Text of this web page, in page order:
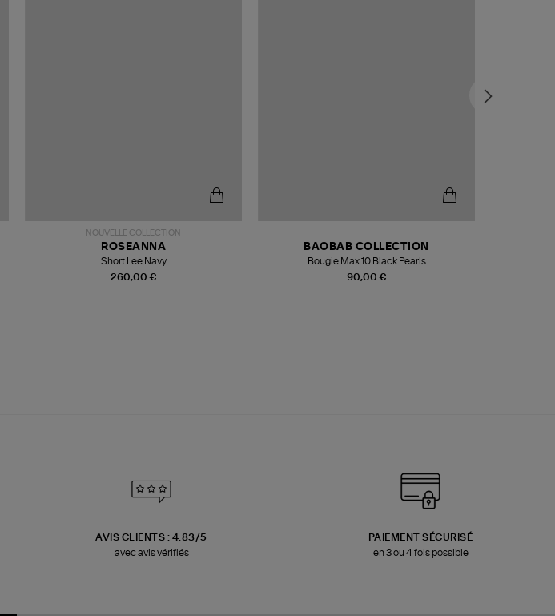
NOUVELLE COLLECTION
260,00 €
ROSEANNA
Short Lee Navy
90,00 €
BAOBAB COLLECTION
Bougie Max 10 Black Pearls
AVIS CLIENTS : 4.83/5
avec avis vérifiés
PAIEMENT SÉCURISÉ
en 3 ou 4 fois possible